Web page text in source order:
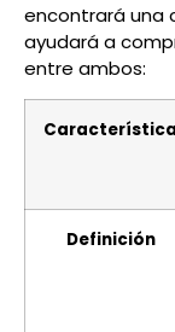
encontrará una
ayudará a
entre ambos:
Característica
Definición